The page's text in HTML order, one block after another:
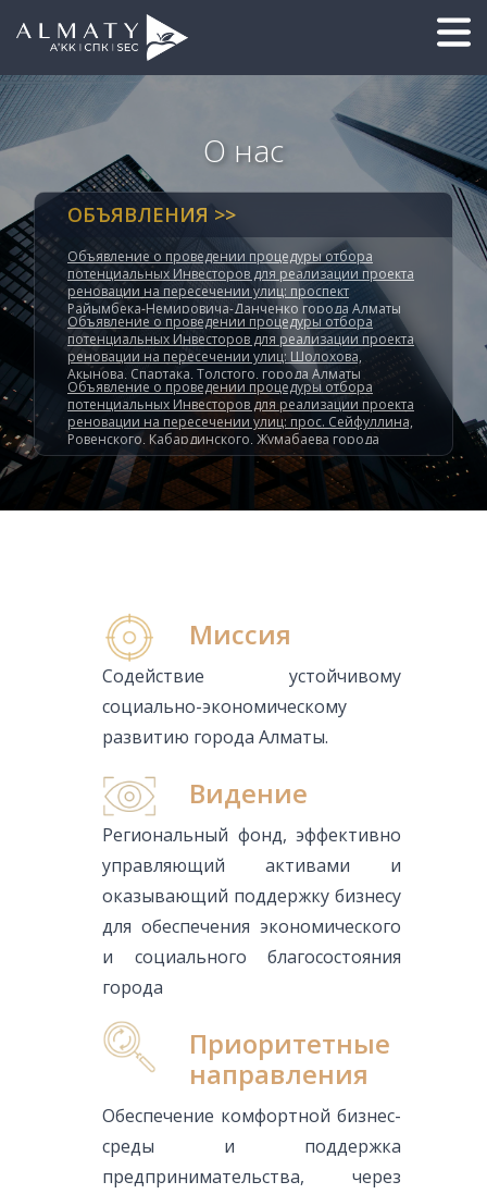
О нас
ОБЪЯВЛЕНИЯ >>
Объявление о проведении процедуры отбора
потенциальных Инвесторов для реализации проекта
реновации на пересечении улиц: проспект
Райымбека-Немировича-Данченко города Алматы
Объявление о проведении процедуры отбора
потенциальных Инвесторов для реализации проекта
реновации на пересечении улиц: Шолохова,
Акынова, Спартака, Толстого, города Алматы
Объявление о проведении процедуры отбора
потенциальных Инвесторов для реализации проекта
реновации на пересечении улиц: прос. Сейфуллина,
Ровенского, Кабардинского, Жумабаева города
Алматы
Миссия
Содействие устойчивому
социально-экономическому
развитию города Алматы.
Видение
Региональный фонд, эффективно
управляющий активами и
оказывающий поддержку бизнесу
для обеспечения экономического
и социального благосостояния
города
Приоритетные
направления
Обеспечение комфортной бизнес-
среды и поддержка
предпринимательства, через